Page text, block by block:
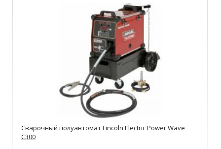
Сварочный полуавтомат Lincoln Electric Power Wave
C300